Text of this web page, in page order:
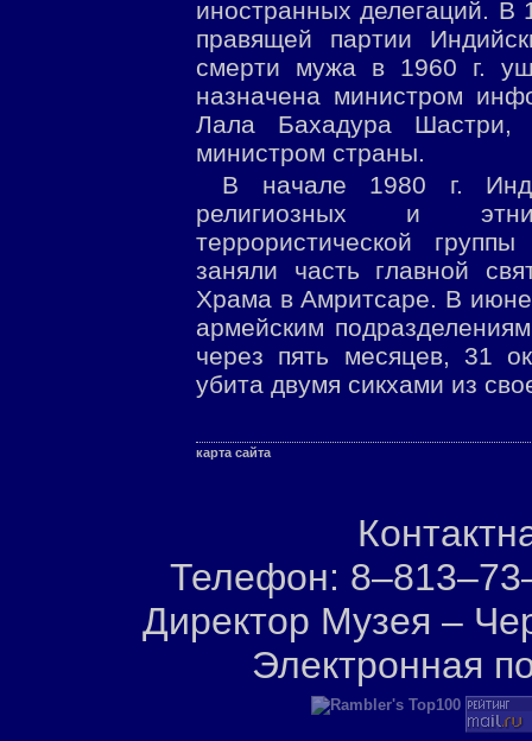
иностранных делегаций. В
правящей партии
смерти мужа в 1960 г.
назначена министром
Лала Бахадура
министром страны.
В начале 1980 г.
религиозных и
террористической
заняли часть главной
Храма в Амритсаре. В июне
армейским
через пять месяцев, 31
убита двумя сикхами из
карта сайта
Телефон:
Директор Музея –
Электронная